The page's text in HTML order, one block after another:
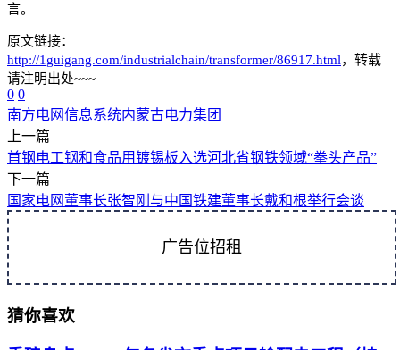
言。
原文链接：
http://1guigang.com/industrialchain/transformer/86917.html，转载
请注明出处~~~
0 0
南方电网信息系统内蒙古电力集团
上一篇
首钢电工钢和食品用镀锡板入选河北省钢铁领域“拳头产品”
下一篇
国家电网董事长张智刚与中国铁建董事长戴和根举行会谈
广告位招租
猜你喜欢